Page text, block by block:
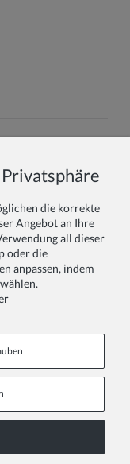
die korrekte
Angebot an Ihre
all dieser
oder die
anpassen, indem